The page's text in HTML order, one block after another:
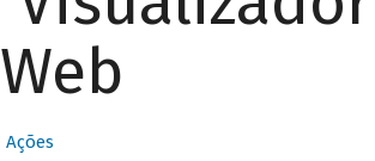
Web
Ações